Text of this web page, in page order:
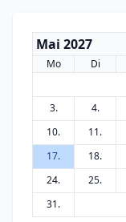
Mai 2027
Mo Di
3.
4.
10.
11.
17.
18.
24.
25.
31.